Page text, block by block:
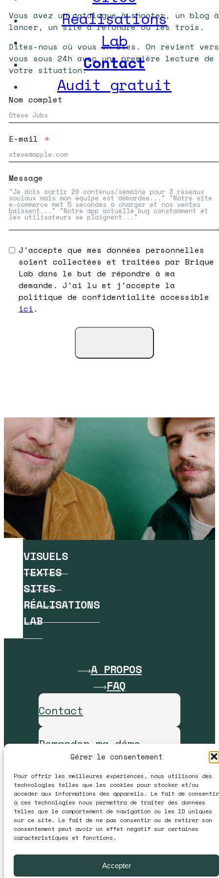
Gérer le consentement
Pour offrir les meilleures expériences, nous utilisons des
technologies telles que les cookies pour stocker et/ou
accéder aux informations des appareils. Le fait de consentir
à ces technologies nous permettra de traiter des données
telles que le comportement de navigation ou les ID uniques
sur ce site. Le fait de ne pas consentir ou de retirer son
consentement peut avoir un effet négatif sur certaines
caractéristiques et fonctions.
Accepter
Réalisations
Lab
Contact
Audit gratuit
Vous avez un catalogue à shooter, un blog à
lancer, un site à refondre ou les trois.
Dites-nous où vous en êtes. On revient vers
vous sous 24h avec une première lecture de
votre situation.
Nom complet
E-mail
Message
J'accepte que mes données personnelles
soient collectées et traitées par Brique
Lab dans le but de répondre à ma
demande. J'ai lu et j'accepte la
politique de confidentialité accessible
ici .
VISUELS
TEXTES
SITES
RÉALISATIONS
LAB
A PROPOS
FAQ
Contact
Demander ma démo